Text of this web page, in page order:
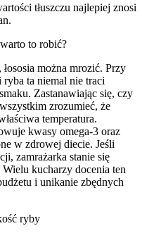
tłuszczu najlepiej znosi
to robić?
można mrozić. Przy
ta niemal nie traci
Zastanawiając się, czy
zrozumieć, że
temperatura.
kwasy omega-3 oraz
w zdrowej diecie. Jeśli
zamrażarka stanie się
kucharzy docenia ten
i unikanie zbędnych
ryby